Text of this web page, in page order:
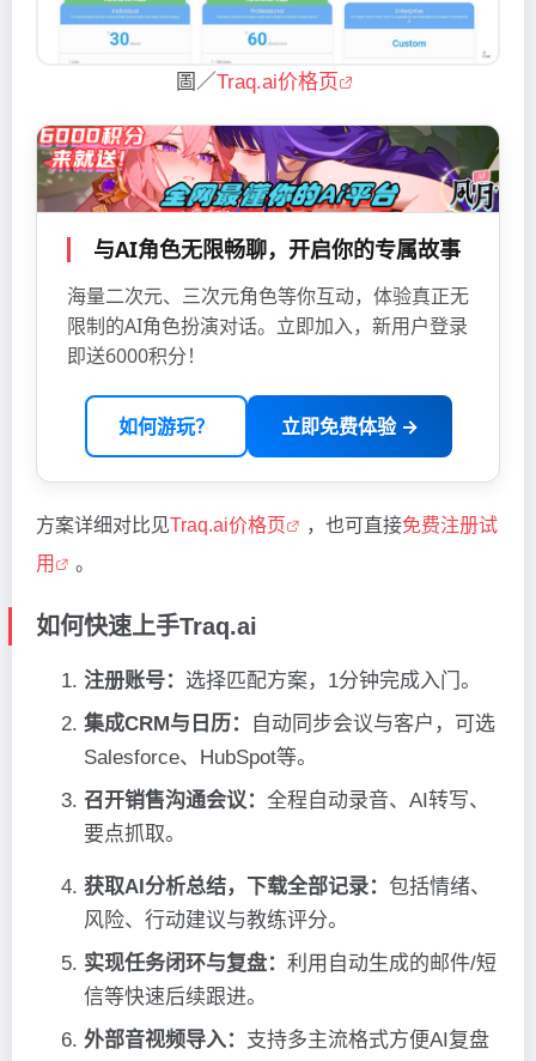
圖／Traq.ai价格页
与AI角色无限畅聊，开启你的专属故事
海量二次元、三次元角色等你互动，体验真正无
限制的AI角色扮演对话。立即加入，新用户登录
即送6000积分！
如何游玩？ 立即免费体验 →
方案详细对比见Traq.ai价格页 ，也可直接免费注册试
用
。
如何快速上手Traq.ai
注册账号： 选择匹配方案，1分钟完成入门。
集成CRM与日历：
自动同步会议与客户，可选
Salesforce、HubSpot等。
召开销售沟通会议： 全程自动录音、AI转写、
要点抓取。
获取AI分析总结，下载全部记录： 包括情绪、
风险、行动建议与教练评分。
实现任务闭环与复盘： 利用自动生成的邮件/短
信等快速后续跟进。
外部音视频导入： 支持多主流格式方便AI复盘